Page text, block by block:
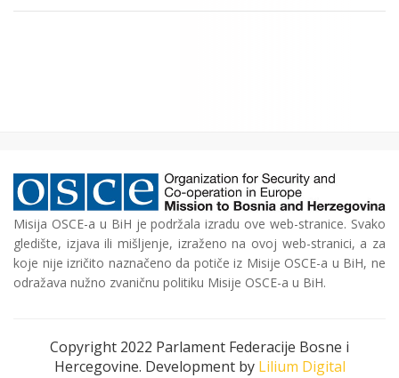
Misija OSCE-a u BiH je podržala izradu ove web-stranice. Svako
gledište, izjava ili mišljenje, izraženo na ovoj web-stranici, a za
koje nije izričito naznačeno da potiče iz Misije OSCE-a u BiH, ne
odražava nužno zvaničnu politiku Misije OSCE-a u BiH.
Copyright 2022 Parlament Federacije Bosne i
Hercegovine. Development by Lilium Digital